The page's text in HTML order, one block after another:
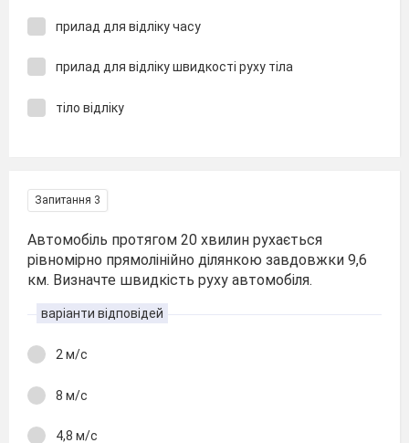
прилад для відліку часу
прилад для відліку швидкості руху тіла
тіло відліку
Запитання 3
Автомобіль протягом 20 хвилин рухається
рівномірно прямолінійно ділянкою завдовжки 9,6
км. Визначте швидкість руху автомобіля.
варіанти відповідей
2 м/с
8 м/с
4,8 м/с